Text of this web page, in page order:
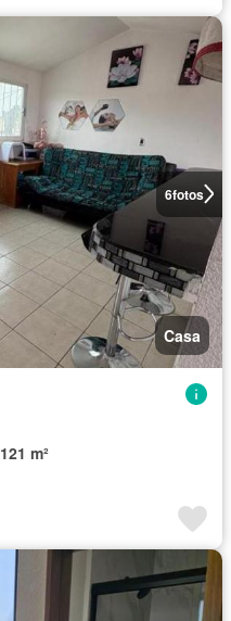
6fotos
Casa
121 m²